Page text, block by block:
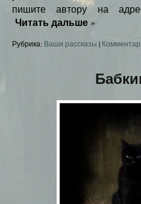
пишите автору на
Читать дальше»
Рубрика: Ваши рассказы |